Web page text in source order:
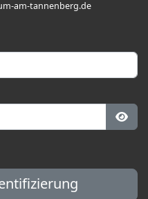
am-tannenberg.de